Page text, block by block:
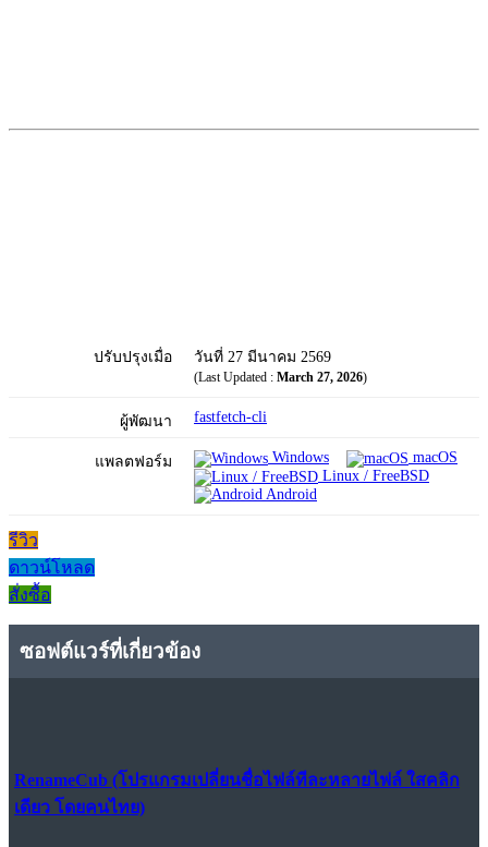
ปรับปรุงเมื่อ วันที่ 27 มีนาคม 2569
(Last Updated : March 27, 2026)
ผู้พัฒนา fastfetch-cli
แพลตฟอร์ม Windows
macOS
Linux / FreeBSD
Android
รีวิว
ดาวน์โหลด
สั่งซื้อ
ซอฟต์แวร์ที่เกี่ยวข้อง
RenameCub (โปรแกรมเปลี่ยนชื่อไฟล์ทีละหลายไฟล์ ใสคลิก
เดียว โดยคนไทย)